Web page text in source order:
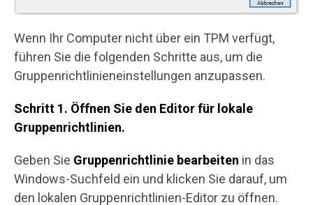
Wenn Ihr Computer nicht über ein TPM verfügt,
führen Sie die folgenden Schritte aus, um die
Gruppenrichtlinieneinstellungen anzupassen.
Schritt 1. Öffnen Sie den Editor für lokale
Gruppenrichtlinien.
Geben Sie Gruppenrichtlinie bearbeiten in das
Windows-Suchfeld ein und klicken Sie darauf, um
den lokalen Gruppenrichtlinien-Editor zu öffnen.